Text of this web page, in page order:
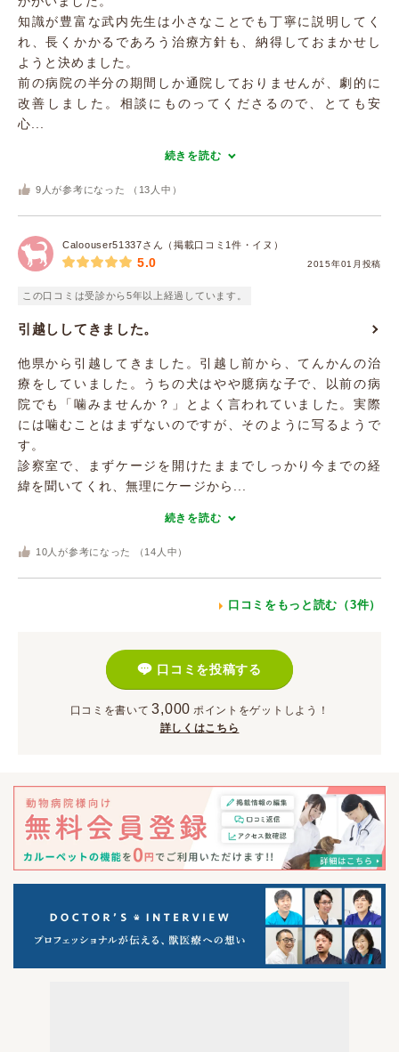
知識が豊富な武内先生は小さなことでも丁寧に説明してく
れ、長くかかるであろう治療方針も、納得しておまかせし
ようと決めました。
前の病院の半分の期間しか通院しておりませんが、劇的に
改善しました。相談にものってくださるので、とても安
心...
続きを読む
9 人が参考になった （ 13 人中）
Caloouser51337さん（掲載口コミ1件・イヌ）
2015年01月投稿
5.0
この口コミは受診から5年以上経過しています。
引越ししてきました。
他県から引越してきました。引越し前から、てんかんの治
療をしていました。うちの犬はやや臆病な子で、以前の病
院でも「噛みませんか？」とよく言われていました。実際
には噛むことはまずないのですが、そのように写るようで
す。
診察室で、まずケージを開けたままでしっかり今までの経
緯を聞いてくれ、無理にケージから...
続きを読む
10 人が参考になった （ 14 人中）
口コミをもっと読む（3件）
口コミを投稿する
口コミを書いて 3,000 ポイント をゲットしよう！
詳しくはこちら